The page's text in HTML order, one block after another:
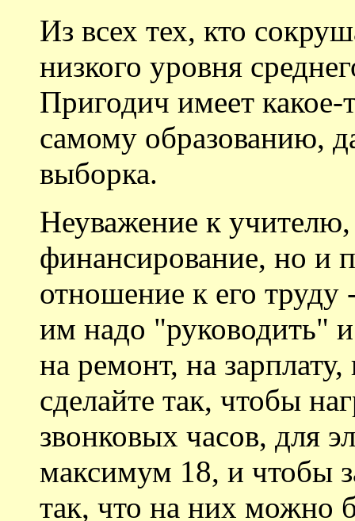
Из всех тех, кто
низкого уровня
Пригодич имеет
самому образованию,
выборка.
Неуважение к
финансирование, но и
отношение к его труду
им надо "руководить"
на ремонт, на
сделайте так, чтобы
звонковых часов, для
максимум 18, и чтобы
так, что на них можно